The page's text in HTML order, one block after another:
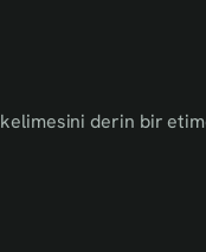
kelimesini derin bir